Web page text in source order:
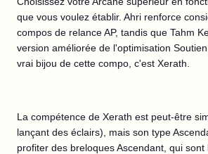
que vous voulez établir. Ahri renforce
compos de relance AP, tandis que Tahm
version améliorée de l'optimisation
vrai bijou de cette compo, c'est Xerath.
La compétence de Xerath est peut-être
lançant des éclairs), mais son type
profiter des breloques Ascendant, qui